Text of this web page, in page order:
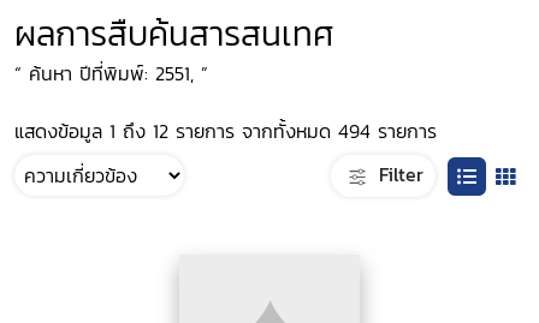
ผลการสืบค้นสารสนเทศ
“ ค้นหา ปีที่พิมพ์: 2551, ”
แสดงข้อมูล 1 ถึง 12 รายการ จากทั้งหมด 494 รายการ
Filter